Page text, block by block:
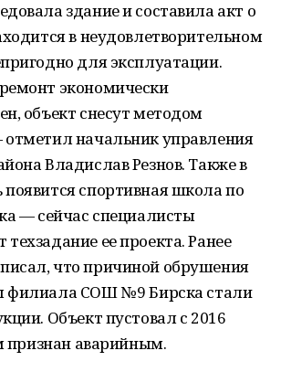
здание и составила акт о
в неудовлетворительном
для эксплуатации.
экономически
объект снесут методом
начальник управления
Владислав Резнов. Также в
спортивная школа по
— сейчас специалисты
ее проекта. Ранее
что причиной обрушения
филиала СОШ № 9 Бирска стали
Объект пустовал с 2016
признан аварийным.